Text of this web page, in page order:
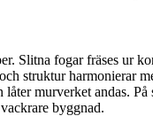
Slitna fogar fräses ur
struktur harmonierar
murverket andas.
byggnad.